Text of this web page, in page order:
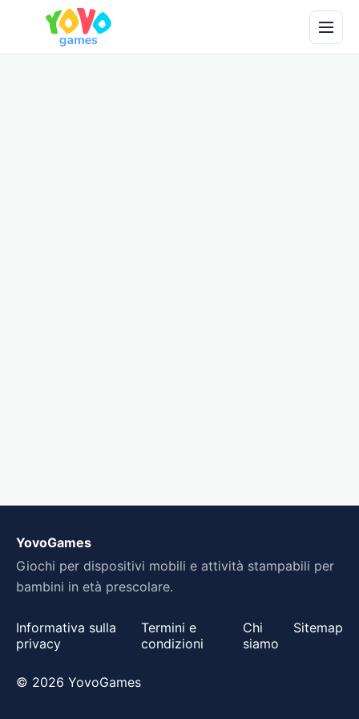
YovoGames
Giochi per dispositivi mobili e attività stampabili per
bambini in età prescolare.
Informativa sulla
privacy
Termini e
condizioni
Chi
siamo
Sitemap
© 2026 YovoGames